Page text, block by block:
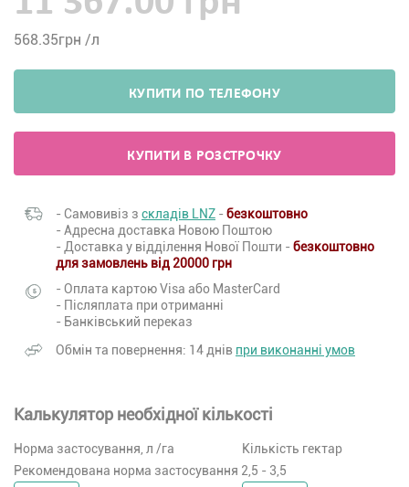
568.35грн /л
КУПИТИ ПО ТЕЛЕФОНУ
КУПИТИ В РОЗСТРОЧКУ
- Самовивіз з складів LNZ - безкоштовно
- Адресна доставка Новою Поштою
- Доставка у відділення Нової Пошти - безкоштовно
для замовлень від 20000 грн
- Оплата картою Visa або MasterCard
- Післяплата при отриманні
- Банківський переказ
Обмін та повернення: 14 днів при виконанні умов
Калькулятор необхідної кількості
Норма застосування, л /га
Кількість гектар
Рекомендована норма застосування 2,5 - 3,5